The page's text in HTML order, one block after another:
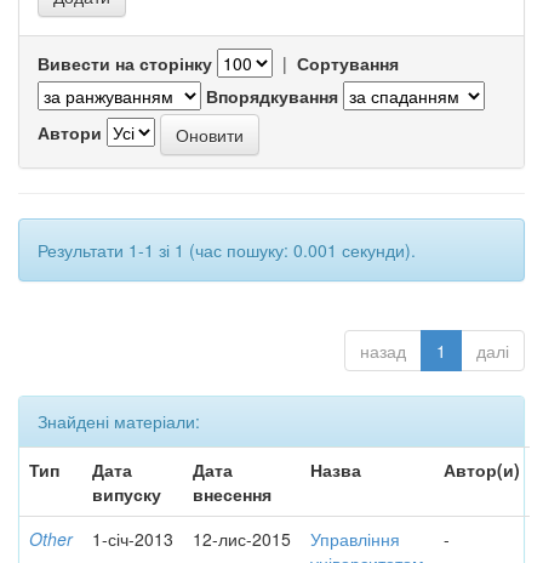
Вивести на сторінку | Сортування
Впорядкування
Автори
Результати 1-1 зі 1 (час пошуку: 0.001 секунди).
назад 1 далі
Знайдені матеріали:
Тип
Дата
випуску
Дата
внесення
Назва Автор(и)
Other 1-січ-2013 12-лис-2015
Управління
-